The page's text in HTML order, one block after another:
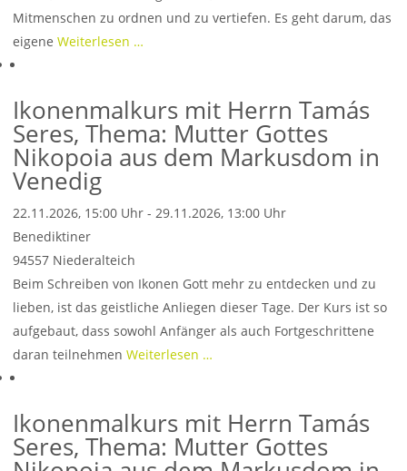
Mitmenschen zu ordnen und zu vertiefen. Es geht darum, das
eigene Weiterlesen …
Ikonenmalkurs mit Herrn Tamás
Seres, Thema: Mutter Gottes
Nikopoia aus dem Markusdom in
Venedig
22.11.2026, 15:00 Uhr - 29.11.2026, 13:00 Uhr
Benediktiner
94557 Niederalteich
Beim Schreiben von Ikonen Gott mehr zu entdecken und zu
lieben, ist das geistliche Anliegen dieser Tage. Der Kurs ist so
aufgebaut, dass sowohl Anfänger als auch Fortgeschrittene
daran teilnehmen Weiterlesen …
Ikonenmalkurs mit Herrn Tamás
Seres, Thema: Mutter Gottes